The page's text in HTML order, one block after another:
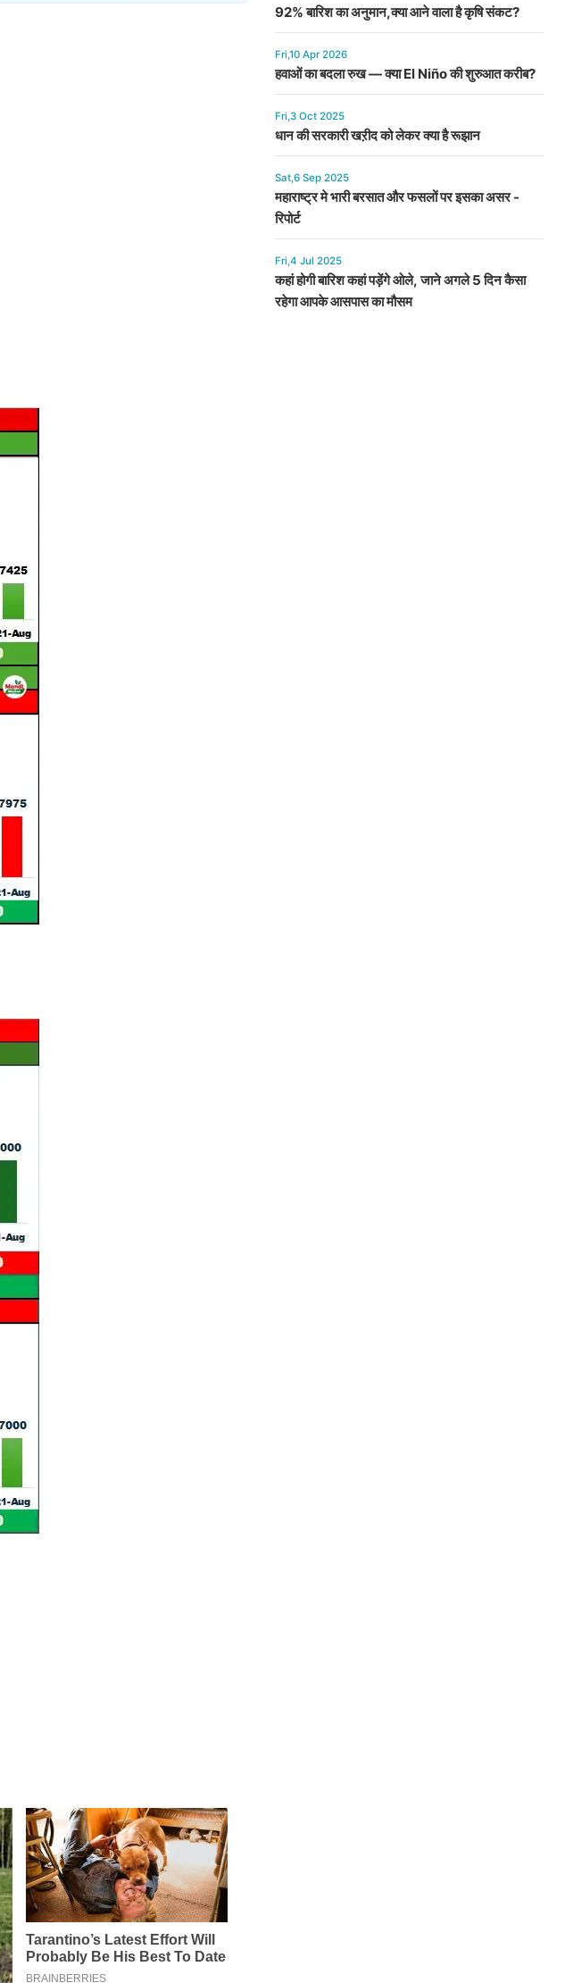
92% बारिश का अनुमान,क्या आने वाला है कृषि संकट?
Fri,10 Apr 2026
हवाओं का बदला रुख — क्या El Niño की शुरुआत करीब?
Fri,3 Oct 2025
धान की सरकारी खऱीद को लेकर क्या है रूझान
Sat,6 Sep 2025
महाराष्ट्र मे भारी बरसात और फसलों पर इसका असर -
रिपोर्ट
Fri,4 Jul 2025
कहां होगी बारिश कहां पड़ेंगे ओले, जाने अगले 5 दिन कैसा
रहेगा आपके आसपास का मौसम